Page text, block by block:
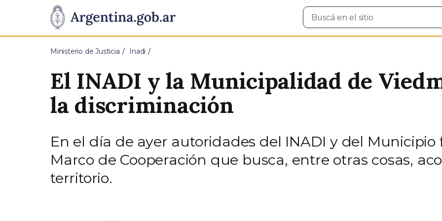
Presidencia
de
Pasar al contenido principal
Buscar
en
Ministerio de Justicia Inadi
El INADI y la Municipalidad de
la discriminación
En el día de ayer autoridades del INADI y del
Marco de Cooperación que busca, entre otras cosas,
territorio.